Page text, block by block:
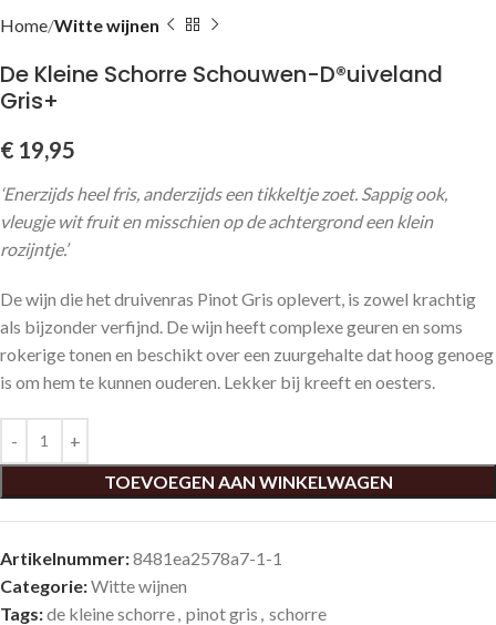
Home Witte wijnen
De Kleine Schorre Schouwen-D®uiveland
Gris+
€ 19,95
‘Enerzijds heel fris, anderzijds een tikkeltje zoet. Sappig ook,
vleugje wit fruit en misschien op de achtergrond een klein
rozijntje.’
De wijn die het druivenras Pinot Gris oplevert, is zowel krachtig
als bijzonder verfijnd. De wijn heeft complexe geuren en soms
rokerige tonen en beschikt over een zuurgehalte dat hoog genoeg
is om hem te kunnen ouderen. Lekker bij kreeft en oesters.
TOEVOEGEN AAN WINKELWAGEN
Artikelnummer:8481ea2578a7-1-1
Categorie:Witte wijnen
Tags:de kleine schorre pinot gris schorre